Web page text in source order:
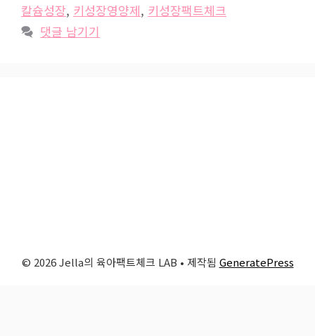
칼슘성장, 키성장영양제, 키성장팩트체크
댓글 남기기
© 2026 Jella의 육아팩트체크 LAB • 제작됨 GeneratePress